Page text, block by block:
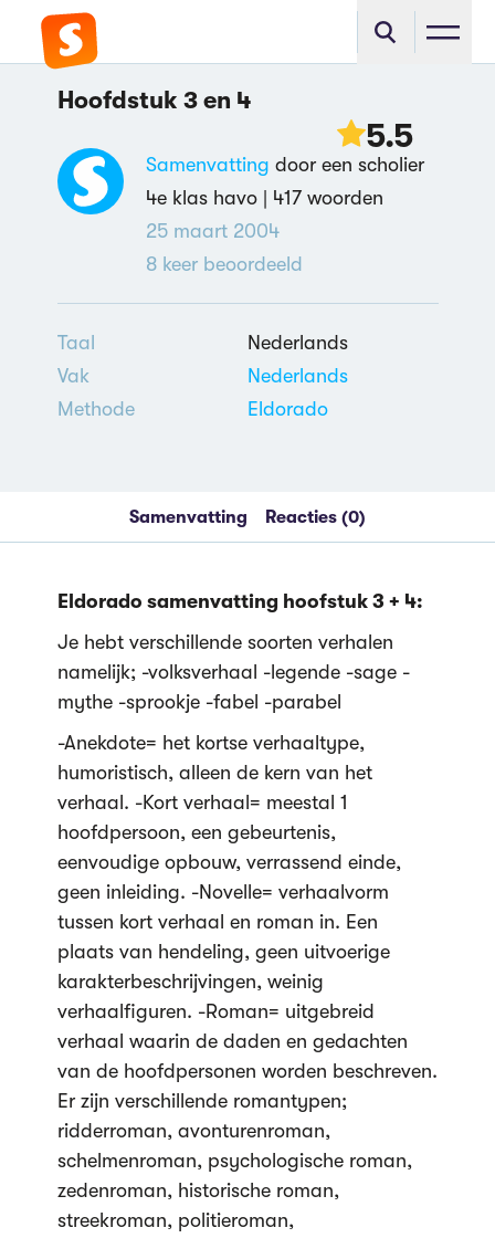
Hoofdstuk 3 en 4
5.5
Samenvatting door een scholier
4e klas havo | 417 woorden
25 maart 2004
8keer beoordeeld
Taal
Nederlands
Vak
Nederlands
Methode
Eldorado
Samenvatting Reacties (0)
Eldorado samenvatting hoofstuk 3 + 4:
Je hebt verschillende soorten verhalen
namelijk; -volksverhaal -legende -sage -
mythe -sprookje -fabel -parabel
-Anekdote= het kortse verhaaltype,
humoristisch, alleen de kern van het
verhaal. -Kort verhaal= meestal 1
hoofdpersoon, een gebeurtenis,
eenvoudige opbouw, verrassend einde,
geen inleiding. -Novelle= verhaalvorm
tussen kort verhaal en roman in. Een
plaats van hendeling, geen uitvoerige
karakterbeschrijvingen, weinig
verhaalfiguren. -Roman= uitgebreid
verhaal waarin de daden en gedachten
van de hoofdpersonen worden beschreven.
Er zijn verschillende romantypen;
ridderroman, avonturenroman,
schelmenroman, psychologische roman,
zedenroman, historische roman,
streekroman, politieroman,